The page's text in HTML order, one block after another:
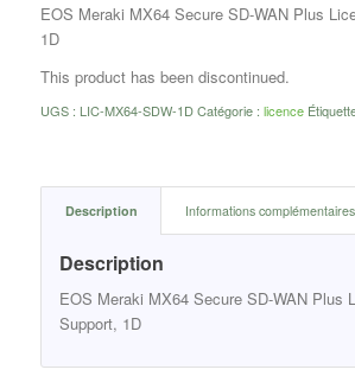
EOS Meraki MX64 Secure SD-WAN Plus
1D
This product has been discontinued.
UGS : LIC-MX64-SDW-1D Catégorie : licence
Description Informations complémentaires
Description
EOS Meraki MX64 Secure SD-WAN Plus
Support, 1D